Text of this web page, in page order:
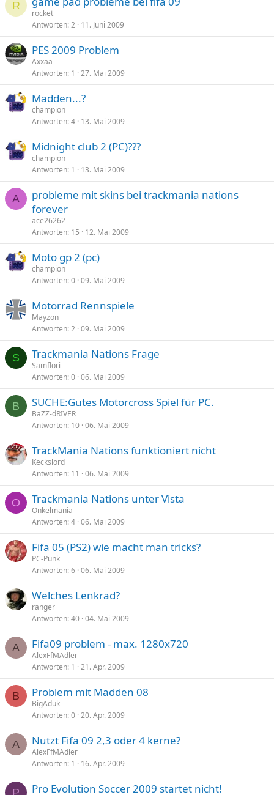
R
rocket
Antworten 2 11. Juni 2009
PES 2009 Problem
Axxaa
Antworten 1 27. Mai 2009
Madden...?
champion
Antworten 4 13. Mai 2009
Midnight club 2 (PC)???
champion
Antworten 1 13. Mai 2009
A
probleme mit skins bei trackmania nations
forever
ace26262
Antworten 15 12. Mai 2009
Moto gp 2 (pc)
champion
Antworten 0 09. Mai 2009
Motorrad Rennspiele
Mayzon
Antworten 2 09. Mai 2009
S Trackmania Nations Frage
Samflori
Antworten 0 06. Mai 2009
B SUCHE:Gutes Motorcross Spiel für PC.
BaZZ-dRIVER
Antworten 10 06. Mai 2009
TrackMania Nations funktioniert nicht
Keckslord
Antworten 11 06. Mai 2009
O Trackmania Nations unter Vista
Onkelmania
Antworten 4 06. Mai 2009
Fifa 05 (PS2) wie macht man tricks?
PC-Punk
Antworten 6 06. Mai 2009
Welches Lenkrad?
ranger
Antworten 40 04. Mai 2009
A Fifa09 problem - max. 1280x720
AlexFfMAdler
Antworten 1 21. Apr. 2009
B Problem mit Madden 08
BigAduk
Antworten 0 20. Apr. 2009
A Nutzt Fifa 09 2,3 oder 4 kerne?
AlexFfMAdler
Antworten 1 16. Apr. 2009
P Pro Evolution Soccer 2009 startet nicht!